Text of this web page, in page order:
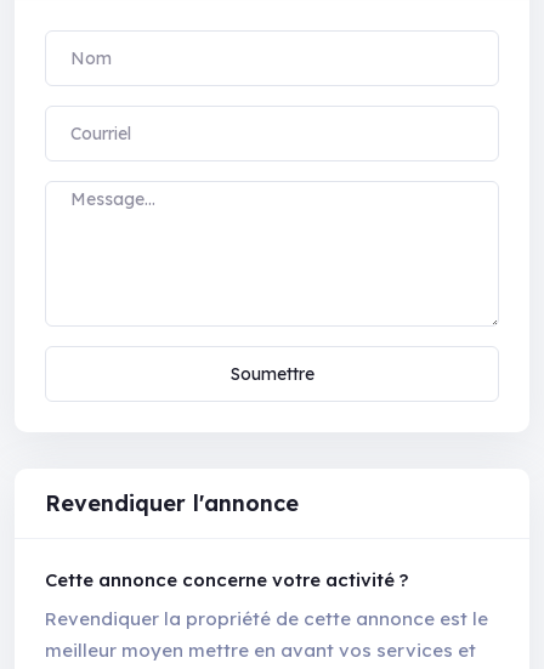
Soumettre
Revendiquer l'annonce
Cette annonce concerne votre activité ?
Revendiquer la propriété de cette annonce est le
meilleur moyen mettre en avant vos services et